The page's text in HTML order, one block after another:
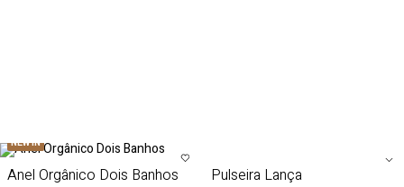
NEW IN
Anel Orgânico Dois Banhos Pulseira Lança